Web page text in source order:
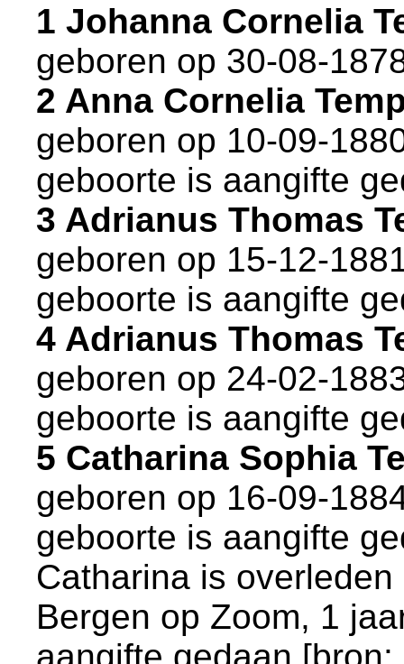
1 Johanna Cornelia
geboren op 30-08-
2 Anna Cornelia
geboren op 10-09-
geboorte is aangifte
3 Adrianus Thomas
geboren op 15-12-
geboorte is aangifte
4 Adrianus Thomas
geboren op 24-02-
geboorte is aangifte
5 Catharina Sophia
geboren op 16-09-
geboorte is aangifte
Catharina is
Bergen op Zoom, 1
aangifte gedaan [bron: